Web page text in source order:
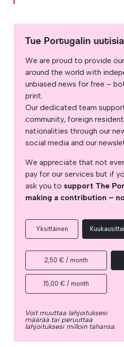
Tue Portugalin uutisia
We are proud to provide
around the world with
unbiased news for free –
print.
Our dedicated team
community, foreign
nationalities through our
social media and our
We appreciate that not
pay for our services but if
ask you to support The
making a contribution –
Yksittäinen
2,50 € / month
15,00 € / month
Voit muuttaa lahjoituksesi
määrää tai peruuttaa
lahjoituksesi milloin tahansa.